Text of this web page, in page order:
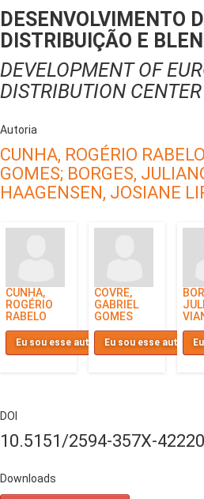
DESENVOLVIMENTO
DISTRIBUIÇÃO E
DEVELOPMENT OF
DISTRIBUTION CENTER
Autoria
CUNHA, ROGÉRIO
GOMES; BORGES,
HAAGENSEN, JOSIANE
CUNHA,
ROGÉRIO
RABELO
Eu sou esse autor
COVRE,
GABRIEL
GOMES
Eu sou esse autor
DOI
10.5151/2594-357X-42220
Downloads